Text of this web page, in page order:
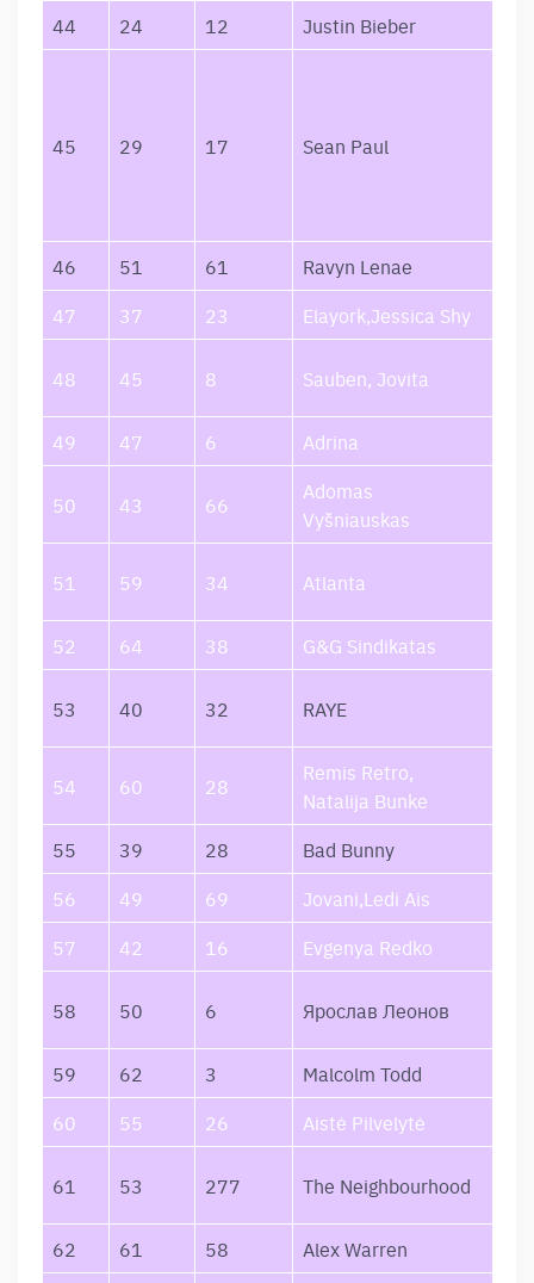
44 24 12 Justin Bieber
45 29 17 Sean Paul
46
51 61 Ravyn Lenae
47
37 23 Elayork,Jessica Shy
48 45 8 Sauben, Jovita
49
47 6 Adrina
50 43 66
Adomas
Vyšniauskas
51 59 34 Atlanta
52
64 38 G&G Sindikatas
53 40 32 RAYE
54 60 28
Remis Retro,
Natalija Bunke
55
39 28 Bad Bunny
56
49 69 Jovani,Ledi Ais
57
42 16 Evgenya Redko
58 50 6 Ярослав Леонов
59
62 3 Malcolm Todd
60
55 26 Aistė Pilvelytė
61 53 277 The Neighbourhood
62
61 58 Alex Warren